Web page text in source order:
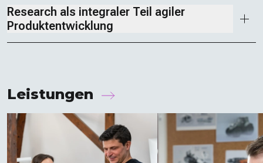
Research als integraler Teil agiler
Produktentwicklung
Leistungen